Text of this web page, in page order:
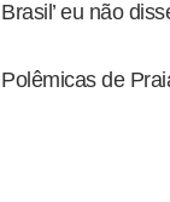
Brasil’ eu não
Polêmicas de